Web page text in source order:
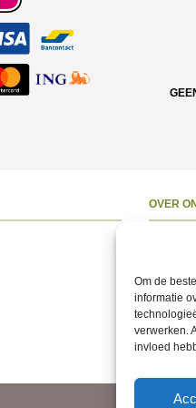
Om de
informatie
verwerken.
invloed
OVER
Volg